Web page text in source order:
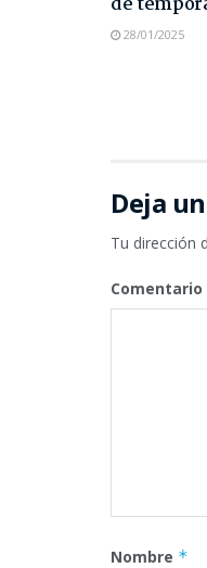
28/01/2025
Deja
Tu dirección
Comentario
Nombre *